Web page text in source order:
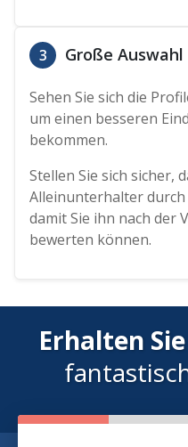
3 Große Auswahl
Sehen Sie sich die
um einen besseren
bekommen.
Stellen Sie sich sicher,
Alleinunterhalter
damit Sie ihn nach der
bewerten können.
Erhalten